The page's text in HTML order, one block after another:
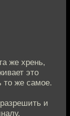
же хрень,
это
то же самое.
и